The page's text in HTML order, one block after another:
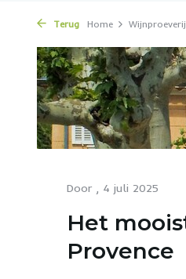
Terug Home
Door , 4 juli 2025
Het
Provence